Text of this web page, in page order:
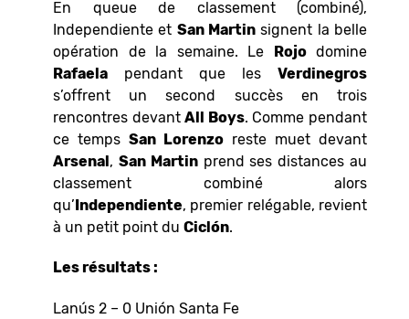
En queue de classement (combiné),
Independiente et San Martin signent la belle
opération de la semaine. Le Rojodomine
Rafaela pendant que les Verdinegros
s’offrent un second succès en trois
rencontres devantAll Boys. Comme pendant
ce temps San Lorenzo reste muet devant
Arsenal, San Martinprend ses distances au
classement combiné alors
qu’Independiente, premier relégable, revient
à un petit point du Ciclón.
Les résultats :
Lanús 2 – 0 Unión Santa Fe